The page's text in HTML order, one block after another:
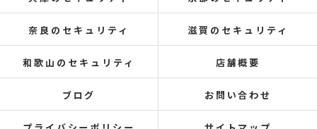
奈良のセキュリティ 滋賀のセキュリティ
和歌山のセキュリティ 店舗概要
ブログ お問い合わせ